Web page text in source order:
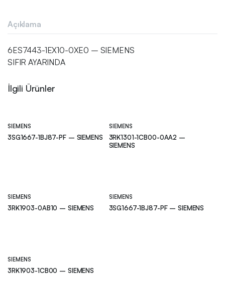
Açıklama
6ES7443-1EX10-0XE0 – SIEMENS
SIFIR AYARINDA
İlgili Ürünler
SIEMENS
3SG1667-1BJ87-PF – SIEMENS
SIEMENS
3RK1301-1CB00-0AA2 –
SIEMENS
SIEMENS
3RK1903-0AB10 – SIEMENS
SIEMENS
3SG1667-1BJ87-PF – SIEMENS
SIEMENS
3RK1903-1CB00 – SIEMENS